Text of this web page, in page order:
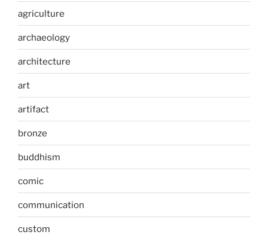
agriculture
archaeology
architecture
art
artifact
bronze
buddhism
comic
communication
custom